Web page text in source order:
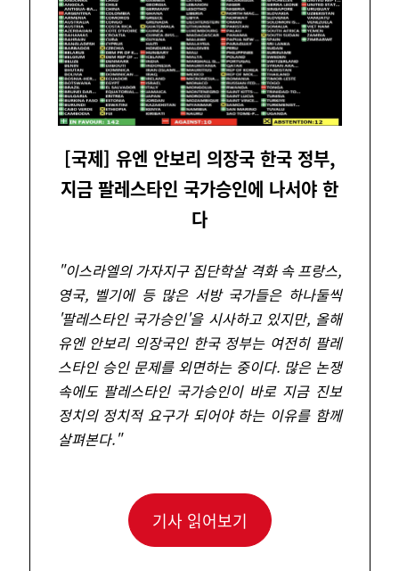
[국제] 유엔 안보리 의장국 한국 정부,
지금 팔레스타인 국가승인에 나서야 한
다
"이스라엘의 가자지구 집단학살 격화 속 프랑스,
영국, 벨기에 등 많은 서방 국가들은 하나둘씩
'팔레스타인 국가승인'을 시사하고 있지만, 올해
유엔 안보리 의장국인 한국 정부는 여전히 팔레
스타인 승인 문제를 외면하는 중이다. 많은 논쟁
속에도 팔레스타인 국가승인이 바로 지금 진보
정치의 정치적 요구가 되어야 하는 이유를 함께
살펴본다."
기사 읽어보기